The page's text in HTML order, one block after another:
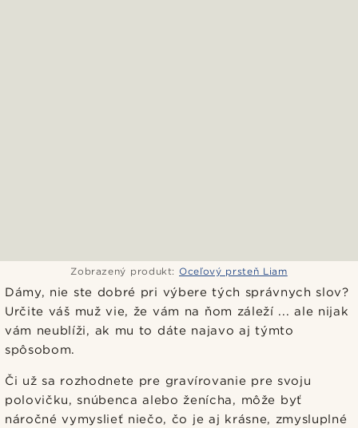
Zobrazený produkt: Oceľový prsteň Liam
Dámy, nie ste dobré pri výbere tých správnych slov?
Určite váš muž vie, že vám na ňom záleží ... ale nijak
vám neublíži, ak mu to dáte najavo aj týmto
spôsobom.
Či už sa rozhodnete pre gravírovanie pre svoju
polovičku, snúbenca alebo ženícha, môže byť
náročné vymyslieť niečo, čo je aj krásne, zmysluplné